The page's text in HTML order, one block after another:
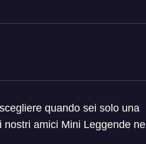
quando sei solo una
amici Mini Leggende nel